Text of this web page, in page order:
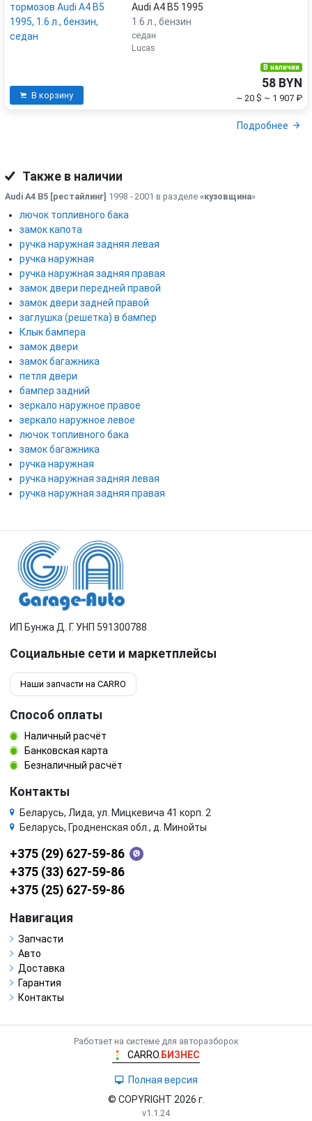
Audi A4 B5 1995
1.6 л., бензин
седан
Lucas
В корзину
В наличии
58 BYN
~ 20 $ ~ 1 907 ₽
Подробнее
Также в наличии
Audi A4 B5 [рестайлинг] 1998 - 2001 в разделе «кузовщина»
лючок топливного бака
замок капота
ручка наружная задняя левая
ручка наружная
ручка наружная задняя правая
замок двери передней правой
замок двери задней правой
заглушка (решетка) в бампер
Клык бампера
замок двери
замок багажника
петля двери
бампер задний
зеркало наружное правое
зеркало наружное левое
лючок топливного бака
замок багажника
ручка наружная
ручка наружная задняя левая
ручка наружная задняя правая
ИП Бунжа Д. Г. УНП 591300788
Социальные сети и маркетплейсы
Наши запчасти на CARRO
Способ оплаты
Наличный расчёт
Банковская карта
Безналичный расчёт
Контакты
Беларусь, Лида, ул. Мицкевича 41 корп. 2
Беларусь, Гродненская обл., д. Минойты
+375 (29) 627-59-86
+375 (33) 627-59-86
+375 (25) 627-59-86
Навигация
Запчасти
Авто
Доставка
Гарантия
Контакты
Работает на системе для авторазборок
CARRO. БИЗНЕС
Полная версия
© COPYRIGHT 2026 г.
v1.1.24